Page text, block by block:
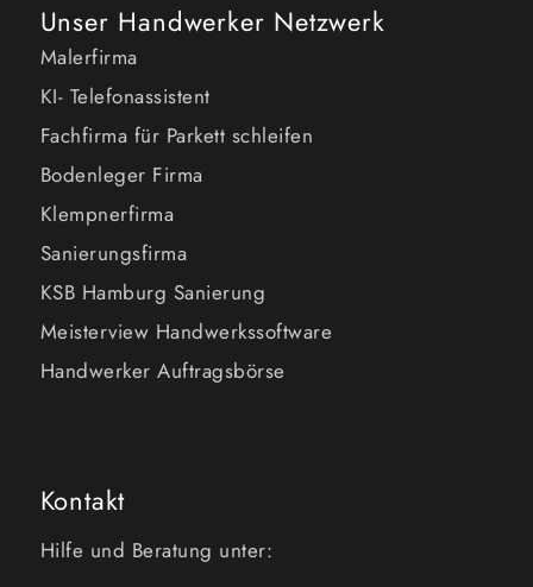
Unser Handwerker Netzwerk
Malerfirma
KI- Telefonassistent
Fachfirma für Parkett schleifen
Bodenleger Firma
Klempnerfirma
Sanierungsfirma
KSB Hamburg Sanierung
Meisterview Handwerkssoftware
Handwerker Auftragsbörse
Kontakt
Hilfe und Beratung unter: